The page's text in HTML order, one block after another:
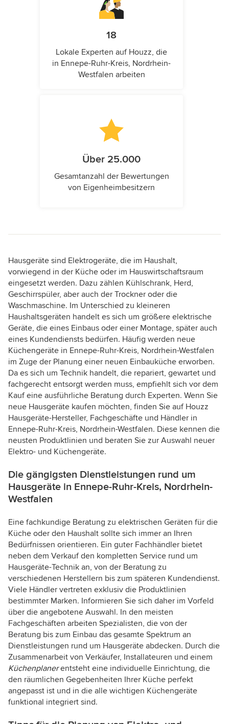
18
Lokale Experten auf Houzz, die
in Ennepe-Ruhr-Kreis, Nordrhein-
Westfalen arbeiten
Über 25.000
Gesamtanzahl der Bewertungen
von Eigenheimbesitzern
Hausgeräte sind Elektrogeräte, die im Haushalt,
vorwiegend in der Küche oder im Hauswirtschaftsraum
eingesetzt werden. Dazu zählen Kühlschrank, Herd,
Geschirrspüler, aber auch der Trockner oder die
Waschmaschine. Im Unterschied zu kleineren
Haushaltsgeräten handelt es sich um größere elektrische
Geräte, die eines Einbaus oder einer Montage, später auch
eines Kundendiensts bedürfen. Häufig werden neue
Küchengeräte in Ennepe-Ruhr-Kreis, Nordrhein-Westfalen
im Zuge der Planung einer neuen Einbauküche erworben.
Da es sich um Technik handelt, die repariert, gewartet und
fachgerecht entsorgt werden muss, empfiehlt sich vor dem
Kauf eine ausführliche Beratung durch Experten. Wenn Sie
neue Hausgeräte kaufen möchten, finden Sie auf Houzz
Hausgeräte-Hersteller, Fachgeschäfte und Händler in
Ennepe-Ruhr-Kreis, Nordrhein-Westfalen. Diese kennen die
neusten Produktlinien und beraten Sie zur Auswahl neuer
Elektro- und Küchengeräte.
Die gängigsten Dienstleistungen rund um
Hausgeräte in Ennepe-Ruhr-Kreis, Nordrhein-
Westfalen
Eine fachkundige Beratung zu elektrischen Geräten für die
Küche oder den Haushalt sollte sich immer an Ihren
Bedürfnissen orientieren. Ein guter Fachhändler bietet
neben dem Verkauf den kompletten Service rund um
Hausgeräte-Technik an, von der Beratung zu
verschiedenen Herstellern bis zum späteren Kundendienst.
Viele Händler vertreten exklusiv die Produktlinien
bestimmter Marken. Informieren Sie sich daher im Vorfeld
über die angebotene Auswahl. In den meisten
Fachgeschäften arbeiten Spezialisten, die von der
Beratung bis zum Einbau das gesamte Spektrum an
Dienstleistungen rund um Hausgeräte abdecken. Durch die
Zusammenarbeit von Verkäufer, Installateuren und einem
Küchenplanerentsteht eine individuelle Einrichtung, die
den räumlichen Gegebenheiten Ihrer Küche perfekt
angepasst ist und in die alle wichtigen Küchengeräte
funktional integriert sind.